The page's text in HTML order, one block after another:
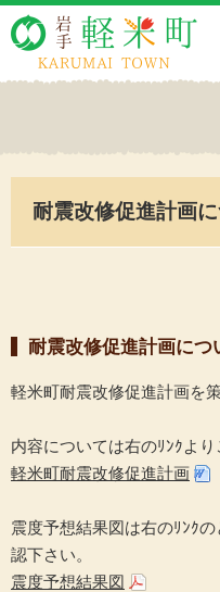
耐震改修促進計画
耐震改修促進計画につ
軽米町耐震改修促進計画を
内容については右のﾘﾝｸより
軽米町耐震改修促進計画
震度予想結果図は右のﾘﾝｸ
認下さい。
震度予想結果図